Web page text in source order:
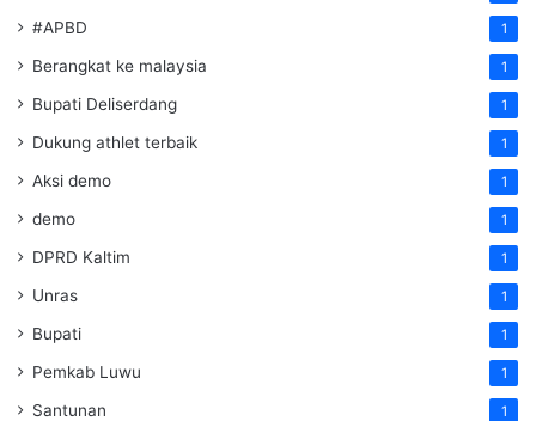
#APBD 1
Berangkat ke malaysia 1
Bupati Deliserdang 1
Dukung athlet terbaik 1
Aksi demo 1
demo 1
DPRD Kaltim 1
Unras 1
Bupati 1
Pemkab Luwu 1
Santunan 1